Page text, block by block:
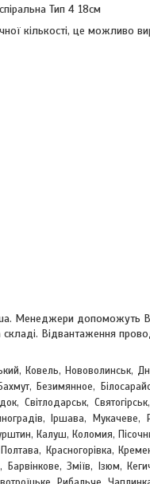
Тип 4 18см
кількості, це можливо
Менеджери допоможуть
складі. Відвантаження
Ковель, Нововолинськ,
Безимянное,
Світлодарськ,
Іршава, Мукачеве,
Калуш, Коломия,
Красногорівка,
Зміїв, Ізюм,